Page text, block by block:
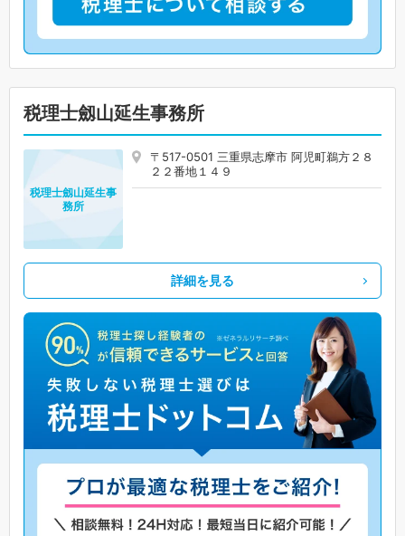
税理士劔山延生事務所
〒517-0501 三重県志摩市 阿児町鵜方２８
２２番地１４９
税理士劔山延生事
務所
詳細を見る